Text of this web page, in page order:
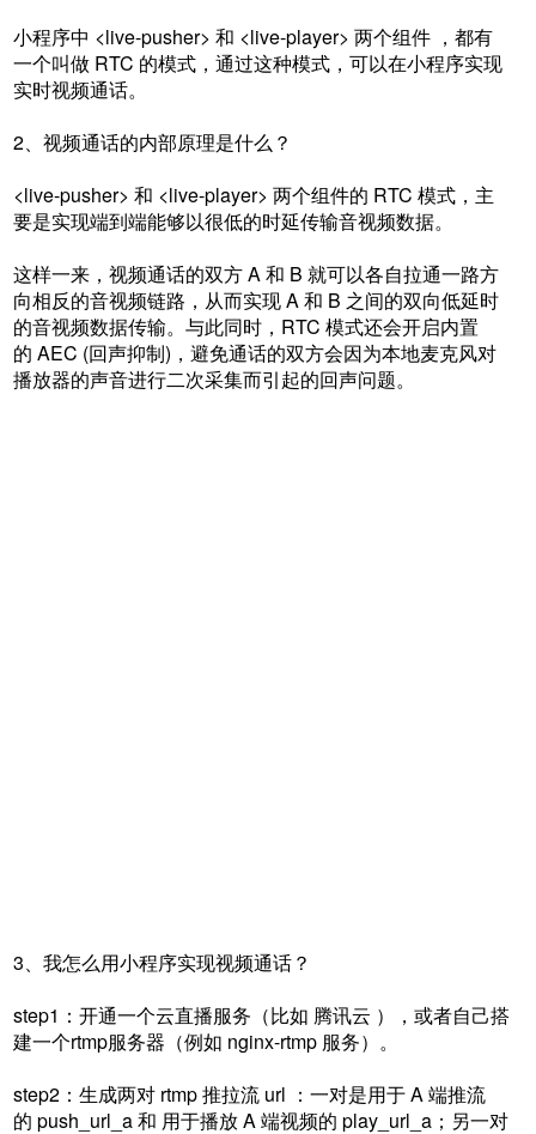
小程序中 <live-pusher> 和 <live-player> 两个组件 ，都有
一个叫做 RTC 的模式，通过这种模式，可以在小程序实现
实时视频通话。
2、视频通话的内部原理是什么？
<live-pusher> 和 <live-player> 两个组件的 RTC 模式，主
要是实现端到端能够以很低的时延传输音视频数据。
这样一来，视频通话的双方 A 和 B 就可以各自拉通一路方
向相反的音视频链路，从而实现 A 和 B 之间的双向低延时
的音视频数据传输。与此同时，RTC 模式还会开启内置
的 AEC (回声抑制)，避免通话的双方会因为本地麦克风对
播放器的声音进行二次采集而引起的回声问题。
3、我怎么用小程序实现视频通话？
step1：开通一个云直播服务（比如 腾讯云 ），或者自己搭
建一个rtmp服务器（例如 nginx-rtmp 服务）。
step2：生成两对 rtmp 推拉流 url ：一对是用于 A 端推流
的 push_url_a 和 用于播放 A 端视频的 play_url_a；另一对